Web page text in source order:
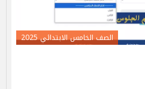
الصف الخامس الابتدائي 2025